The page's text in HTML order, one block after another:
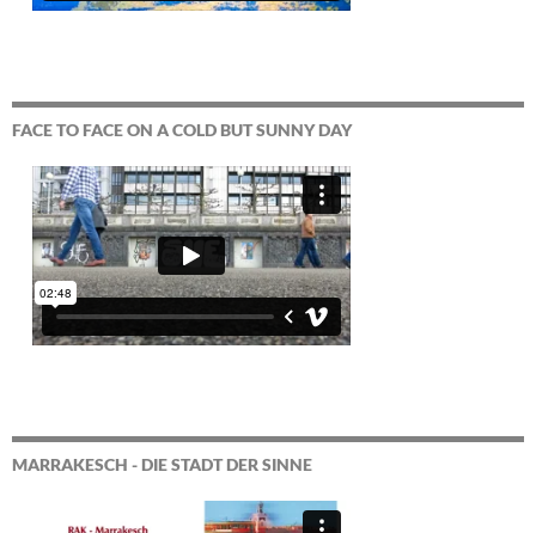
FACE TO FACE ON A COLD BUT SUNNY DAY
MARRAKESCH - DIE STADT DER SINNE